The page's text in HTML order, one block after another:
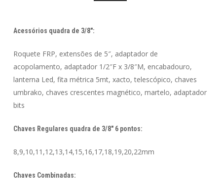
Acessórios quadra de 3/8″:
Roquete FRP, extensões de 5″, adaptador de
acopolamento, adaptador 1/2″F x 3/8″M, encabadouro,
lanterna Led, fita métrica 5mt, xacto, telescópico, chaves
umbrako, chaves crescentes magnético, martelo, adaptador
bits
Chaves Regulares quadra de 3/8″ 6 pontos:
8,9,10,11,12,13,14,15,16,17,18,19,20,22mm
Chaves Combinadas: